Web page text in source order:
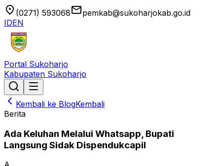
location_on (0271) 593068emailpemkab@sukoharjokab.go.id
IDEN
Portal Sukoharjo
Kabupaten Sukoharjo
Kembali ke BlogKembali
Berita
Ada Keluhan Melalui Whatsapp, Bupati
Langsung Sidak Dispendukcapil